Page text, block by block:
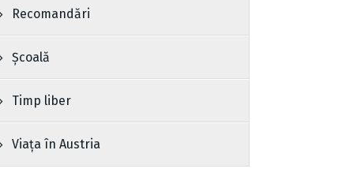
Recomandări
Școală
Timp liber
Viața în Austria